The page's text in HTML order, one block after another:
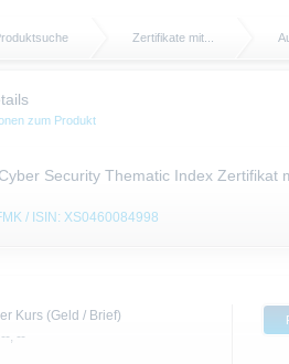
Zertifikate mit...
zum Produkt
Security Thematic Index Zertifikat
/ ISIN: XS0460084998
Kurs (Geld / Brief)
--, --